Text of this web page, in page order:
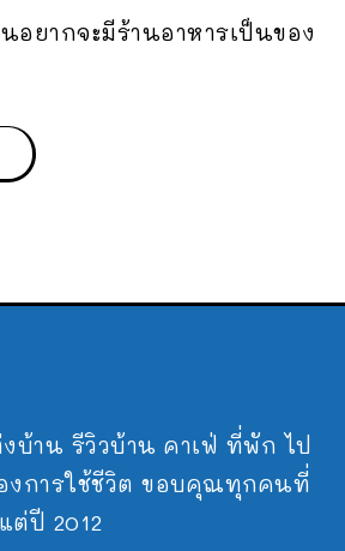
ยากจะมีร้านอาหารเป็นของ
บ้าน รีวิวบ้าน คาเฟ่ ที่พัก ไป
งการใช้ชีวิต ขอบคุณทุกคนที่
ต่ปี 2012